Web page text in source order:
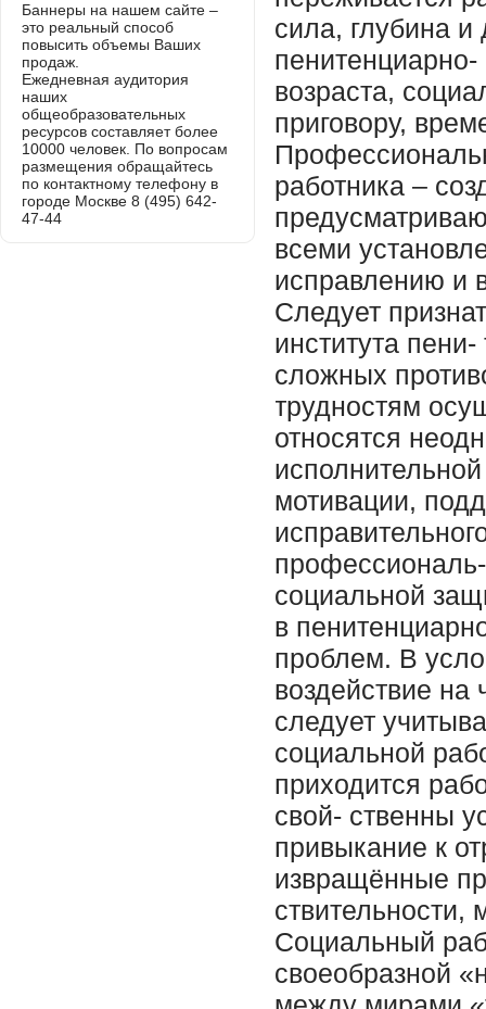
Баннеры на нашем сайте –
это реальный способ
повысить объемы Ваших
продаж.
Ежедневная аудитория
наших
общеобразовательных
ресурсов составляет более
10000 человек. По вопросам
размещения обращайтесь
по контактному телефону в
городе Москве 8 (495) 642-
47-44